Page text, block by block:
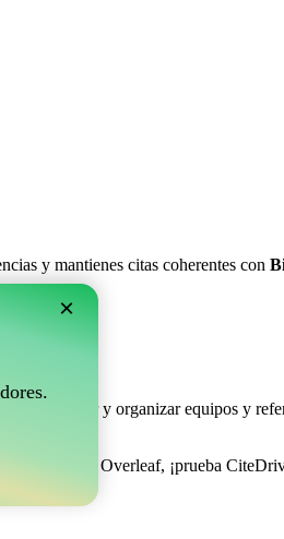
y mantienes citas coherentes con
coleccionar y organizar equipos y
en Overleaf, ¡prueba
×